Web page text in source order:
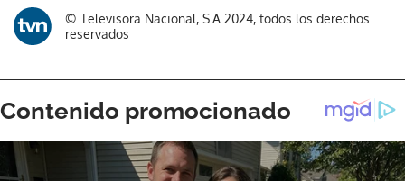
© Televisora Nacional, S.A 2024, todos los derechos
reservados